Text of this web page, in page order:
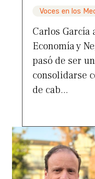
Voces en los
Carlos García
Economía y
pasó de ser
consolidarse
de cab...